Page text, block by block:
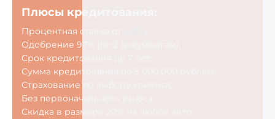
Плюсы кредитования:
Процентная ставка от
Одобрение 97% (по 2 документам);
Срок кредитования до 7 лет;
Сумма кредитования до 5 000 000 рублей;
Страхование по выбору клиента;
Без первоначального взноса;
Скидка в размере 20% на любое авто.